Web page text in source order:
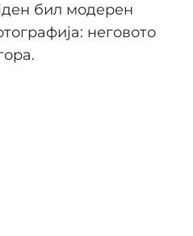
бил модерен
неговото